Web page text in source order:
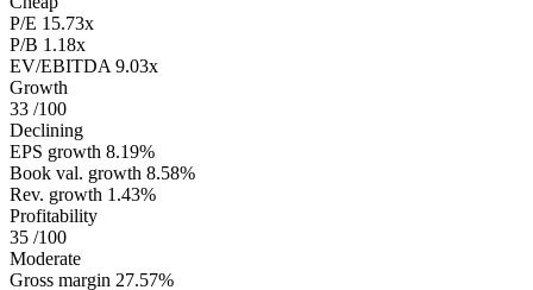
P/E 15.73x
P/B 1.18x
EV/EBITDA 9.03x
Growth
33 /100
Declining
EPS growth 8.19%
Book val. growth 8.58%
Rev. growth 1.43%
Profitability
35 /100
Moderate
Gross margin 27.57%